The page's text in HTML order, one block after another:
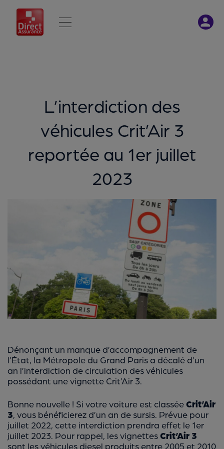
L’interdiction des
véhicules Crit’Air 3
reportée au 1er juillet
2023
Dénonçant un manque d’accompagnement de
l’État, la Métropole du Grand Paris a décalé d’un
an l’interdiction de circulation des véhicules
possédant une vignette Crit’Air 3.
Bonne nouvelle ! Si votre voiture est classéeCrit’Air
3 , vous bénéficierez d’un an de sursis. Prévue pour
juillet 2022, cette interdiction prendra effet le 1er
juillet 2023. Pour rappel, les vignettesCrit’Air 3
sont les véhicules diesel produits entre 2005 et 2010